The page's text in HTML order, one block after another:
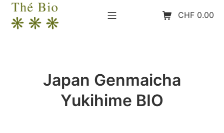
Aller
Menu mobilePanier d’achat
CHF 0.00
Japan Genmaicha
Yukihime BIO